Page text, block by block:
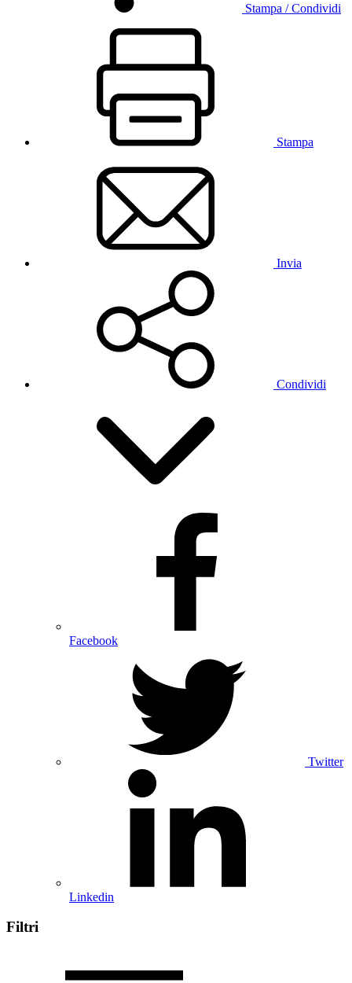
Stampa / Condividi
Stampa
Invia
Condividi
Facebook
Twitter
Linkedin
Filtri